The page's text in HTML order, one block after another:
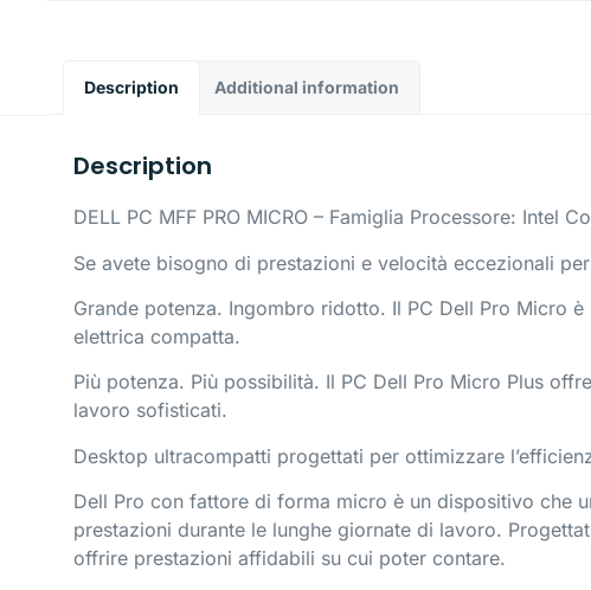
Description Additional information
Description
DELL PC MFF PRO MICRO – Famiglia Processore: Intel
Se avete bisogno di prestazioni e velocità eccezionali
Grande potenza. Ingombro ridotto. Il PC Dell Pro Micro
elettrica compatta.
Più potenza. Più possibilità. Il PC Dell Pro Micro Plus
lavoro sofisticati.
Desktop ultracompatti progettati per ottimizzare
Dell Pro con fattore di forma micro è un dispositivo che
prestazioni durante le lunghe giornate di lavoro.
offrire prestazioni affidabili su cui poter contare.